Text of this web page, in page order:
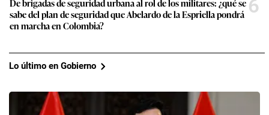
De brigadas de seguridad urbana al rol de los militares: ¿qué se
sabe del plan de seguridad que Abelardo de la Espriella pondrá
en marcha en Colombia?
6
Lo último en Gobierno